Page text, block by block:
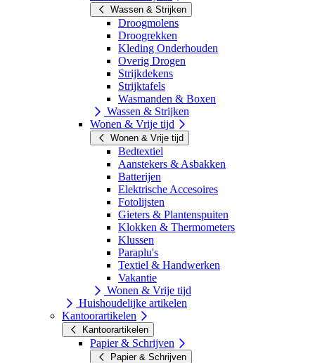
Wassen & Strijken
Droogmolens
Droogrekken
Kleding Onderhouden
Overig Drogen
Strijkdekens
Strijktafels
Wasmanden & Boxen
Wassen & Strijken
Wonen & Vrije tijd
Wonen & Vrije tijd
Bedtextiel
Aanstekers & Asbakken
Batterijen
Elektrische Accesoires
Fotolijsten
Gieters & Plantenspuiten
Klokken & Thermometers
Klussen
Paraplu's
Textiel & Handwerken
Vakantie
Wonen & Vrije tijd
Huishoudelijke artikelen
Kantoorartikelen
Kantoorartikelen
Papier & Schrijven
Papier & Schrijven